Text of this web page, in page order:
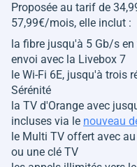
Proposée au tarif de
57,99€/mois, elle inclut :
la fibre jusqu'à 5 Gb/s
envoi avec la Livebox 7
le Wi-Fi 6E, jusqu'à trois
Sérénité
la TV d'Orange avec
incluses via le nouveau
le Multi TV offert avec
ou une clé TV